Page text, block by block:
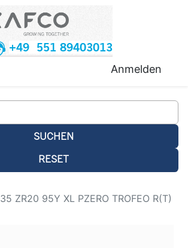
+49 551 89403013
Anmelden
SUCHEN
RESET
ZR20 95Y XL PZERO TROFEO R(T)